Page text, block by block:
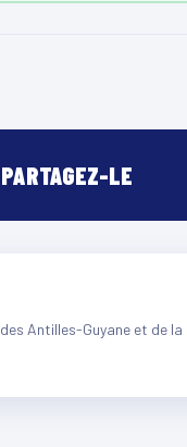
LE
Antilles-Guyane et de